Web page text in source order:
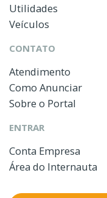
Utilidades
Veículos
CONTATO
Atendimento
Como Anunciar
Sobre o Portal
ENTRAR
Conta Empresa
Área do Internauta